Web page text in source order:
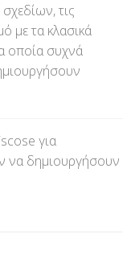
τις
με τα κλασικά
οποία συχνά
για
να δημιουργήσουν